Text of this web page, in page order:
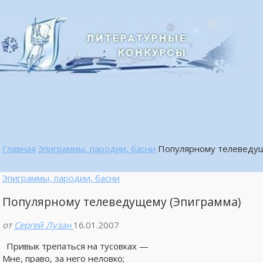
Главная Эпиграммы, пародии, басни Популярному
Эпиграммы, пародии, басни
Популярному телеведущему (Эпиграмма)
от Сергей Лузан 16.01.2007
Привык трепаться на тусовках —
Мне, право, за него неловко;